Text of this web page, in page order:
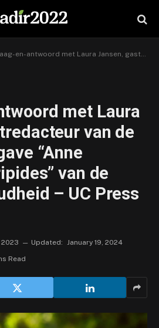
antwoord met Laura Jansen, gastredacteur van de speciale uitgave “Anne Carson’s Euripides” van de Klassieke Oudheid – UC Press Blog
met Laura
van de
“Anne
van de
– UC Press
2023 Updated: January 19, 2024
Read